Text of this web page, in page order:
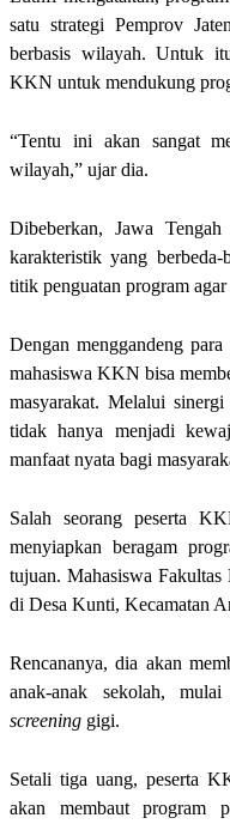
satu strategi Pemprov
berbasis wilayah. Untuk
KKN untuk mendukung
“Tentu ini akan sangat
wilayah,” ujar dia.
Dibeberkan, Jawa
karakteristik yang berbeda-
titik penguatan program
Dengan menggandeng
mahasiswa KKN bisa
masyarakat. Melalui
tidak hanya menjadi
manfaat nyata bagi
Salah seorang peserta
menyiapkan beragam
tujuan. Mahasiswa
di Desa Kunti, Kecamatan
Rencananya, dia akan
anak-anak sekolah,
screening gigi.
Setali tiga uang, peserta
akan membaut program